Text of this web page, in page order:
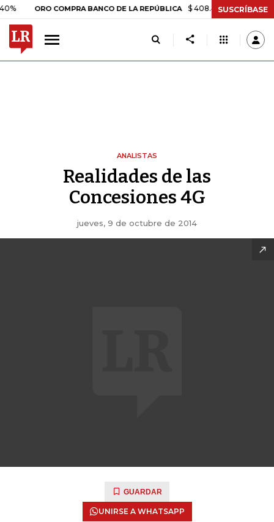
ORO COMPRA BANCO DE LA REPÚBLICA $ 408.498,97 +$ 8.753,81
SUSCRÍBASE
ANALISTAS
Realidades de las
Concesiones 4G
jueves, 9 de octubre de 2014
GUARDAR
UNIRSE A WHATSAPP